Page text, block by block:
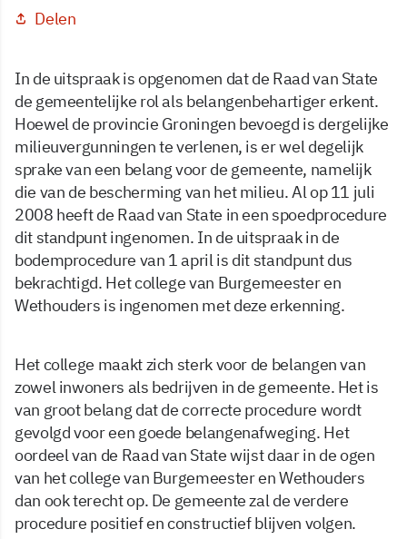
Delen
In de uitspraak is opgenomen dat de Raad van State
de gemeentelijke rol als belangenbehartiger erkent.
Hoewel de provincie Groningen bevoegd is dergelijke
milieuvergunningen te verlenen, is er wel degelijk
sprake van een belang voor de gemeente, namelijk
die van de bescherming van het milieu. Al op 11 juli
2008 heeft de Raad van State in een spoedprocedure
dit standpunt ingenomen. In de uitspraak in de
bodemprocedure van 1 april is dit standpunt dus
bekrachtigd. Het college van Burgemeester en
Wethouders is ingenomen met deze erkenning.
Het college maakt zich sterk voor de belangen van
zowel inwoners als bedrijven in de gemeente. Het is
van groot belang dat de correcte procedure wordt
gevolgd voor een goede belangenafweging. Het
oordeel van de Raad van State wijst daar in de ogen
van het college van Burgemeester en Wethouders
dan ook terecht op. De gemeente zal de verdere
procedure positief en constructief blijven volgen.